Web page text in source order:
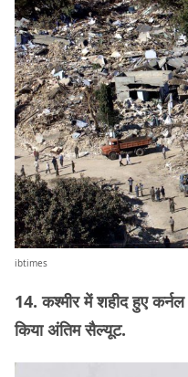
ibtimes
14. कश्मीर में शहीद हुए
किया अंतिम सैल्यूट.